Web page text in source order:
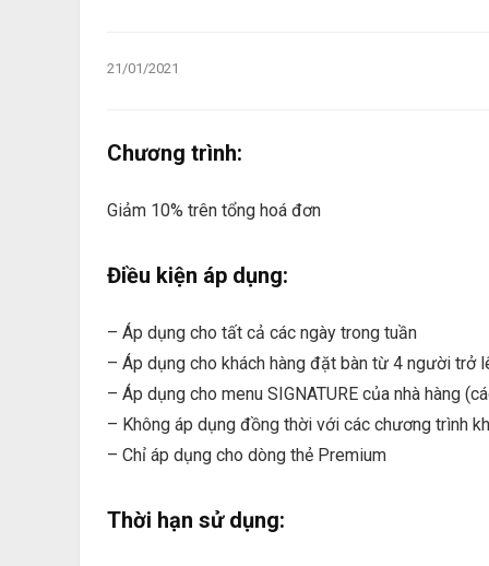
21/01/2021
Chương trình:
Giảm 10% trên tổng hoá đơn
Điều kiện áp dụng:
– Áp dụng cho tất cả các ngày trong tuần
– Áp dụng cho khách hàng đặt bàn từ 4 người trở
– Áp dụng cho menu SIGNATURE của nhà hàng
– Không áp dụng đồng thời với các chương trình
– Chỉ áp dụng cho dòng thẻ Premium
Thời hạn sử dụng: